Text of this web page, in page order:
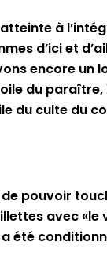
à
d’ici et
encore un
du
du culte du
pouvoir
avec «le
été